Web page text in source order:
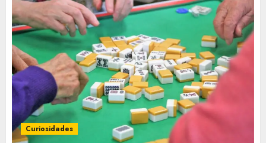
Curiosidades